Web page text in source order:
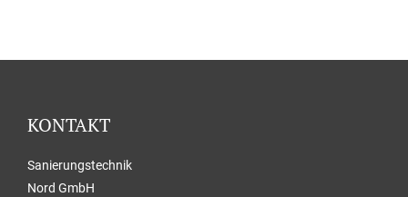
KONTAKT
Sanierungstechnik
Nord GmbH